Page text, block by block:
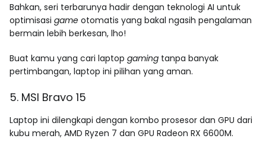
Bahkan, seri terbarunya hadir dengan teknologi AI untuk
optimisasi game otomatis yang bakal ngasih pengalaman
bermain lebih berkesan, lho!
Buat kamu yang cari laptop gaming tanpa banyak
pertimbangan, laptop ini pilihan yang aman.
5. MSI Bravo 15
Laptop ini dilengkapi dengan kombo prosesor dan GPU dari
kubu merah, AMD Ryzen 7 dan GPU Radeon RX 6600M.